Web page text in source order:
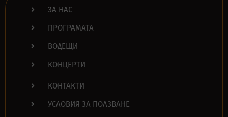
ЗА НАС
ПРОГРАМАТА
ВОДЕЩИ
КОНЦЕРТИ
КОНТАКТИ
УСЛОВИЯ ЗА ПОЛЗВАНЕ